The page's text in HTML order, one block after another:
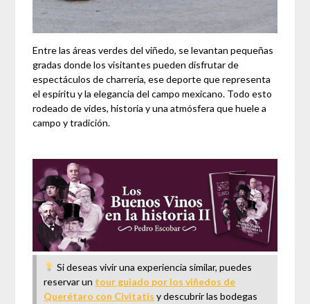
Entre las áreas verdes del viñedo, se levantan pequeñas
gradas donde los visitantes pueden disfrutar de
espectáculos de charrería, ese deporte que representa
el espíritu y la elegancia del campo mexicano. Todo esto
rodeado de vides, historia y una atmósfera que huele a
campo y tradición.
Si deseas vivir una experiencia similar, puedes
reservar un tour guiado por los viñedos de
Querétaro con Civitatis y descubrir las bodegas